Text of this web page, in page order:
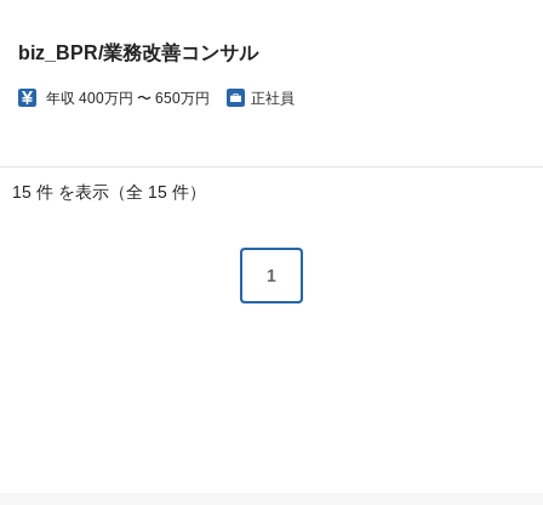
biz_BPR/業務改善コンサル
年収 400万円 〜 650万円 正社員
15 件 を表示（全 15 件）
1